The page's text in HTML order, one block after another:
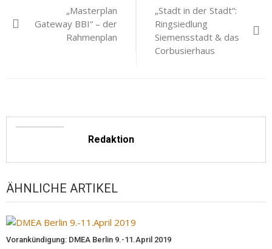
„Masterplan
Gateway BBI“ – der
Rahmenplan
„Stadt in der Stadt“:
Ringsiedlung
Siemensstadt & das
Corbusierhaus
Redaktion
ÄHNLICHE ARTIKEL
Vorankündigung: DMEA Berlin 9.-11.April 2019